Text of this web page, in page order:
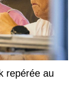
repérée au